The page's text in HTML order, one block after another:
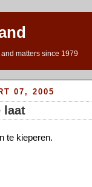
matters since 1979
07, 2005
laat
te kieperen.